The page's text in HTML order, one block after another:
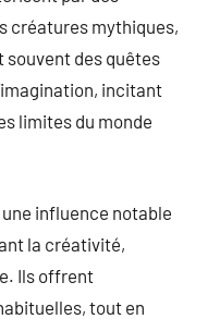
créatures mythiques,
des quêtes
incitant
limites du monde
influence notable
la créativité,
Ils offrent
tout en